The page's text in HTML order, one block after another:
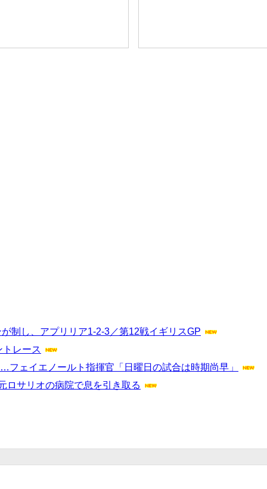
制し、アプリリア1-2-3／第12戦イギリスGP
トレース
ェイエノールト指揮官「日曜日の試合は時期尚早」
ロサリオの病院で息を引き取る